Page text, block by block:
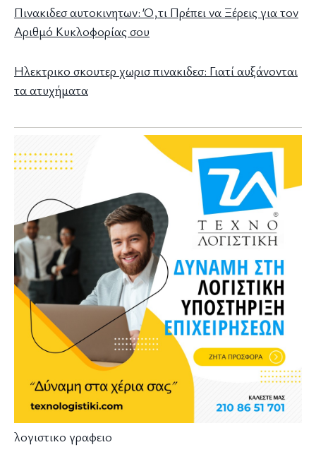
Πινακιδεσ αυτοκινητων: Ό,τι Πρέπει να Ξέρεις για τον
Αριθμό Κυκλοφορίας σου
Ηλεκτρικο σκουτερ χωρισ πινακιδεσ: Γιατί αυξάνονται
τα ατυχήματα
λογιστικο γραφειο